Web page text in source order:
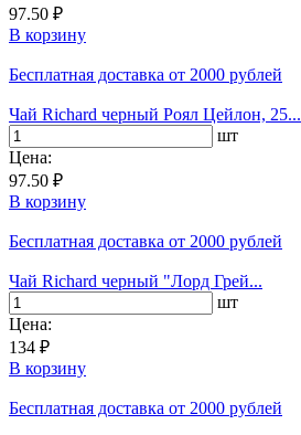
97.50 ₽
В корзину
Бесплатная доставка от 2000 рублей
Чай Richard черный Роял Цейлон, 25...
шт
Цена:
97.50 ₽
В корзину
Бесплатная доставка от 2000 рублей
Чай Richard черный "Лорд Грей...
шт
Цена:
134 ₽
В корзину
Бесплатная доставка от 2000 рублей